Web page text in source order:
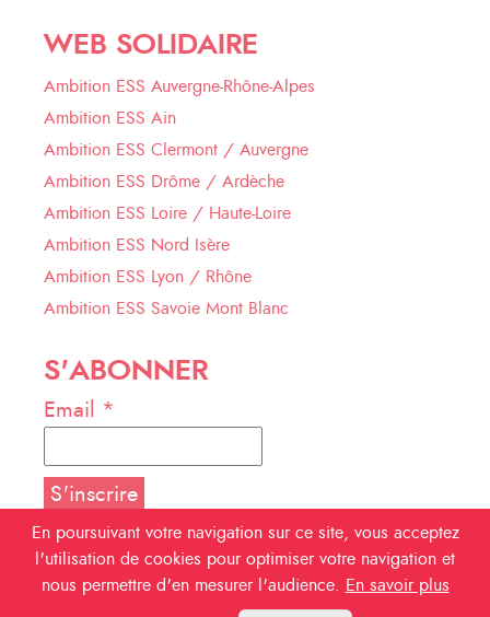
WEB SOLIDAIRE
Ambition ESS Auvergne-Rhône-Alpes
Ambition ESS Ain
Ambition ESS Clermont / Auvergne
Ambition ESS Drôme / Ardèche
Ambition ESS Loire / Haute-Loire
Ambition ESS Nord Isère
Ambition ESS Lyon / Rhône
Ambition ESS Savoie Mont Blanc
S'ABONNER
Email *
NOUS SUIVRE
En poursuivant votre navigation sur ce site, vous acceptez
l'utilisation de cookies pour optimiser votre navigation et
nous permettre d'en mesurer l'audience.
En savoir plus